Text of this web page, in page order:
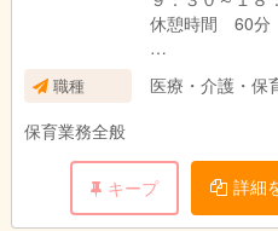
休憩時間 60分
土曜日出勤 月
土曜日出勤
職種
医療・介護・保
保育業務全般
キープ 詳細